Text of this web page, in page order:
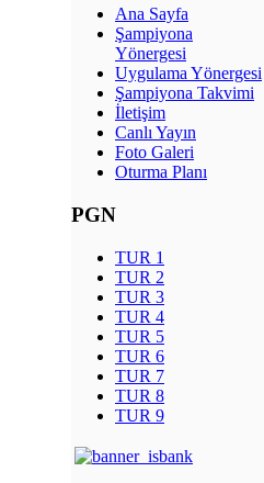
Ana Sayfa
Şampiyona
Yönergesi
Uygulama Yönergesi
Şampiyona Takvimi
İletişim
Canlı Yayın
Foto Galeri
Oturma Planı
PGN
TUR 1
TUR 2
TUR 3
TUR 4
TUR 5
TUR 6
TUR 7
TUR 8
TUR 9